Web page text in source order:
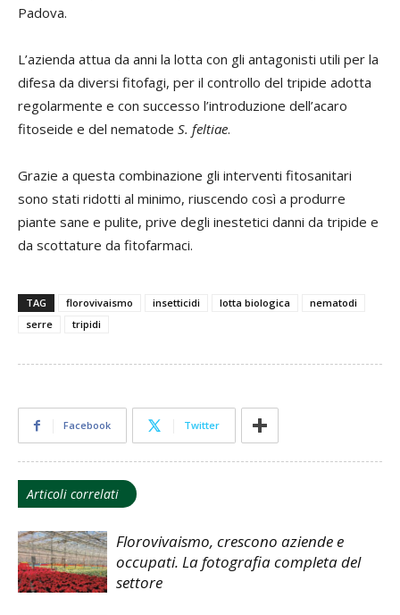
Padova.
L’azienda attua da anni la lotta con gli antagonisti utili per la
difesa da diversi fitofagi, per il controllo del tripide adotta
regolarmente e con successo l’introduzione dell’acaro
fitoseide e del nematode S. feltiae.
Grazie a questa combinazione gli interventi fitosanitari
sono stati ridotti al minimo, riuscendo così a produrre
piante sane e pulite, prive degli inestetici danni da tripide e
da scottature da fitofarmaci.
TAG florovivaismo insetticidi lotta biologica
nematodi
serre
tripidi
Facebook Twitter
Articoli correlati
Florovivaismo, crescono aziende e
occupati. La fotografia completa del
settore